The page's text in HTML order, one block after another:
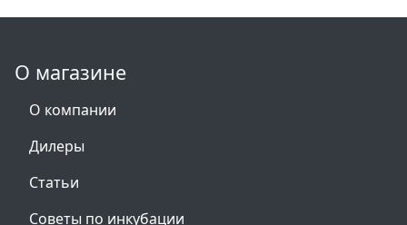
О магазине
О компании
Дилеры
Статьи
Советы по инкубации